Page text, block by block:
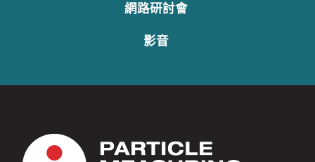
網路研討會
影音